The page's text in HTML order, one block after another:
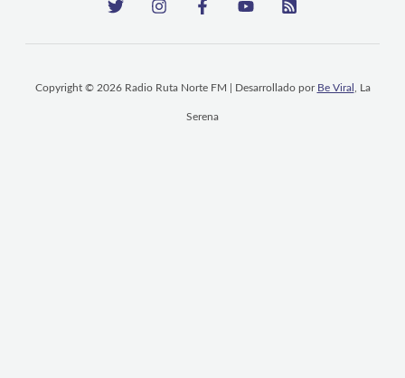
Copyright © 2026 Radio Ruta Norte FM | Desarrollado por Be Viral , La
Serena